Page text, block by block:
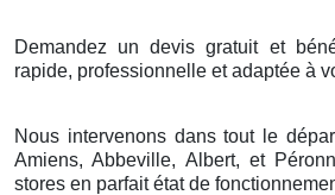
Demandez un devis gratuit et
rapide, professionnelle et adaptée à
Nous intervenons dans tout le
Amiens, Abbeville, Albert, et
stores en parfait état de